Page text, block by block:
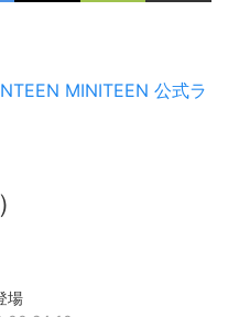
MINITEEN 公式ラ
場